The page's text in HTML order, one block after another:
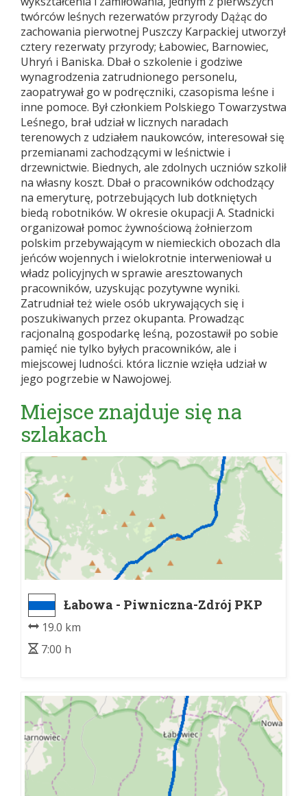
twórców leśnych rezerwatów przyrody Dążąc do
zachowania pierwotnej Puszczy Karpackiej utworzył
cztery rezerwaty przyrody; Łabowiec, Barnowiec,
Uhryń i Baniska. Dbał o szkolenie i godziwe
wynagrodzenia zatrudnionego personelu,
zaopatrywał go w podręczniki, czasopisma leśne i
inne pomoce. Był członkiem Polskiego Towarzystwa
Leśnego, brał udział w licznych naradach
terenowych z udziałem naukowców, interesował się
przemianami zachodzącymi w leśnictwie i
drzewnictwie. Biednych, ale zdolnych uczniów szkolił
na własny koszt. Dbał o pracowników odchodzący
na emeryturę, potrzebujących lub dotkniętych
biedą robotników. W okresie okupacji A. Stadnicki
organizował pomoc żywnościową żołnierzom
polskim przebywającym w niemieckich obozach dla
jeńców wojennych i wielokrotnie interweniował u
władz policyjnych w sprawie aresztowanych
pracowników, uzyskując pozytywne wyniki.
Zatrudniał też wiele osób ukrywających się i
poszukiwanych przez okupanta. Prowadząc
racjonalną gospodarkę leśną, pozostawił po sobie
pamięć nie tylko byłych pracowników, ale i
miejscowej ludności. która licznie wzięła udział w
jego pogrzebie w Nawojowej.
Miejsce znajduje się na
szlakach
Łabowa - Piwniczna-Zdrój PKP
19.0 km
7:00 h